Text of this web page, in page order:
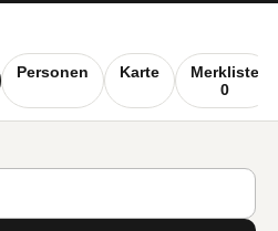
Personen Karte
Merkliste
0